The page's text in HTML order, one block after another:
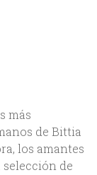
más
de Bittia
los amantes
selección de